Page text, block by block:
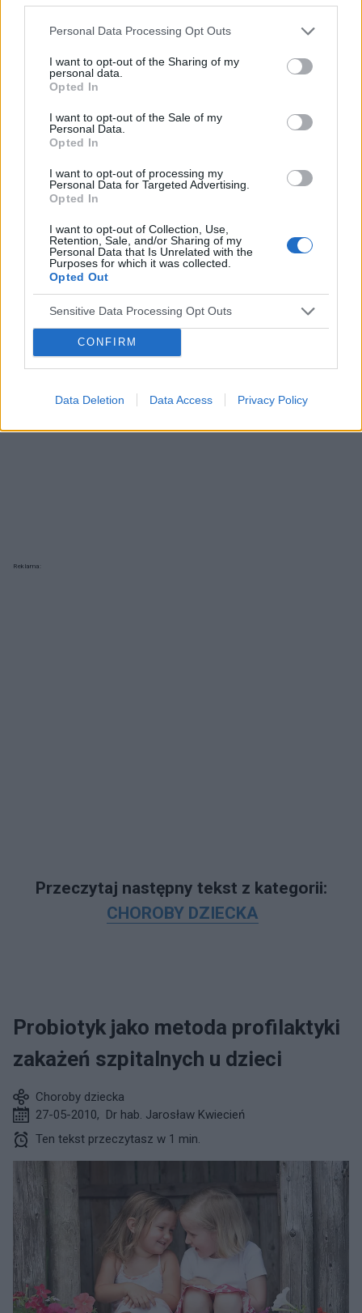
Personal Data Processing Opt Outs
I want to opt-out of the Sharing of my
personal data.
Opted In
I want to opt-out of the Sale of my
Personal Data.
Opted In
I want to opt-out of processing my
Personal Data for Targeted Advertising.
Opted In
I want to opt-out of Collection, Use,
Retention, Sale, and/or Sharing of my
Personal Data that Is Unrelated with the
Purposes for which it was collected.
Opted Out
Sensitive Data Processing Opt Outs
CONFIRM
Data Deletion Data Access Privacy Policy
›
Reklama:
Reklama:
Przeczytaj następny tekst z kategorii:
CHOROBY DZIECKA
Probiotyk jako metoda profilaktyki
zakażeń szpitalnych u dzieci
Choroby dziecka
27-05-2010, Dr hab. Jarosław Kwiecień
Ten tekst przeczytasz w 1 min.